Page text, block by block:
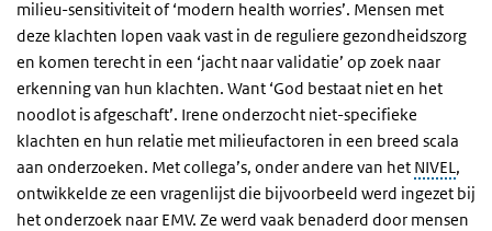
milieu-sensitiviteit of ‘modern health worries’. Mensen met
deze klachten lopen vaak vast in de reguliere gezondheidszorg
en komen terecht in een ‘jacht naar validatie’ op zoek naar
erkenning van hun klachten. Want ‘God bestaat niet en het
noodlot is afgeschaft’. Irene onderzocht niet-specifieke
klachten en hun relatie met milieufactoren in een breed scala
aan onderzoeken. Met collega’s, onder andere van het NIVEL,
ontwikkelde ze een vragenlijst die bijvoorbeeld werd ingezet bij
het onderzoek naar EMV. Ze werd vaak benaderd door mensen